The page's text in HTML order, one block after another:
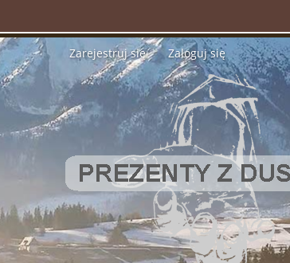
Zarejestruj się Zaloguj się